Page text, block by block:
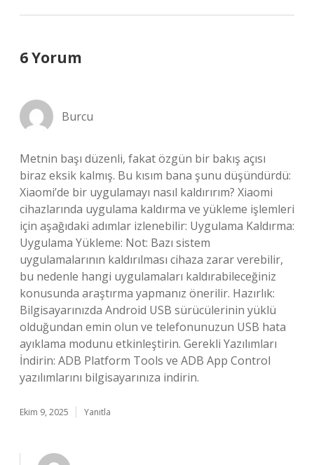
6 Yorum
Burcu
Metnin başı düzenli, fakat özgün bir bakış açısı
biraz eksik kalmış. Bu kısım bana şunu düşündürdü:
Xiaomi’de bir uygulamayı nasıl kaldırırım? Xiaomi
cihazlarında uygulama kaldırma ve yükleme işlemleri
için aşağıdaki adımlar izlenebilir: Uygulama Kaldırma:
Uygulama Yükleme: Not: Bazı sistem
uygulamalarının kaldırılması cihaza zarar verebilir,
bu nedenle hangi uygulamaları kaldırabileceğiniz
konusunda araştırma yapmanız önerilir. Hazırlık:
Bilgisayarınızda Android USB sürücülerinin yüklü
olduğundan emin olun ve telefonunuzun USB hata
ayıklama modunu etkinleştirin. Gerekli Yazılımları
İndirin: ADB Platform Tools ve ADB App Control
yazılımlarını bilgisayarınıza indirin.
Ekim 9, 2025 Yanıtla